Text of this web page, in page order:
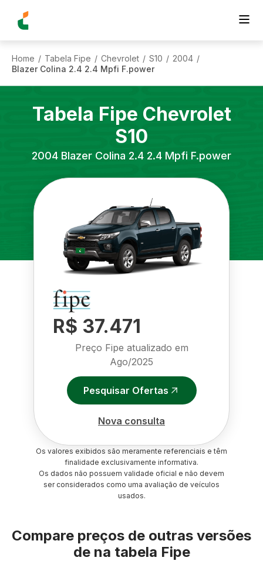
Home / Tabela Fipe / Chevrolet / S10 / 2004 /
Blazer Colina 2.4 2.4 Mpfi F.power
Tabela Fipe Chevrolet
S10
2004 Blazer Colina 2.4 2.4 Mpfi F.power
R$ 37.471
Preço Fipe atualizado em
Ago/2025
Pesquisar Ofertas
Nova consulta
Os valores exibidos são meramente referenciais e têm
finalidade exclusivamente informativa.
Os dados não possuem validade oficial e não devem
ser considerados como uma avaliação de veículos
usados.
Compare preços de outras versões
de na tabela Fipe